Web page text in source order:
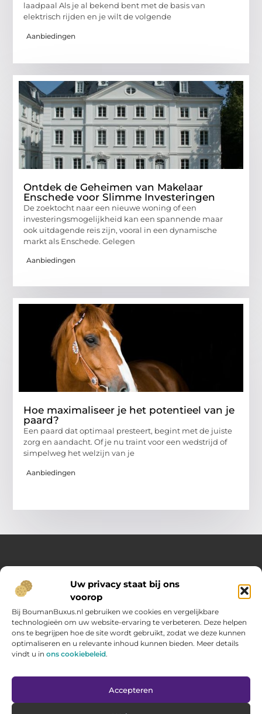
Uw privacy staat bij ons
voorop
Bij BoumanBuxus.nl gebruiken we cookies en vergelijkbare
technologieën om uw website-ervaring te verbeteren. Deze helpen
ons te begrijpen hoe de site wordt gebruikt, zodat we deze kunnen
optimaliseren en u relevante inhoud kunnen bieden. Meer details
vindt u in ons cookiebeleid.
Accepteren
laadpaal Als je al bekend bent met de basis van
elektrisch rijden en je wilt de volgende
Aanbiedingen
Ontdek de Geheimen van Makelaar
Enschede voor Slimme Investeringen
De zoektocht naar een nieuwe woning of een
investeringsmogelijkheid kan een spannende maar
ook uitdagende reis zijn, vooral in een dynamische
markt als Enschede. Gelegen
Aanbiedingen
Hoe maximaliseer je het potentieel van je
paard?
Een paard dat optimaal presteert, begint met de juiste
zorg en aandacht. Of je nu traint voor een wedstrijd of
simpelweg het welzijn van je
Aanbiedingen
Over Opelweb
Jouw startpunt voor handige tips en inspirerende artikelen
Op Opelweb.nl vind je een gevarieerd aanbod aan blogs en
content die je helpen meer uit je dag te halen – van nuttige
adviezen tot verrassende inzichten voor in het dagelijks leven.
Main Links
Bericht categorie